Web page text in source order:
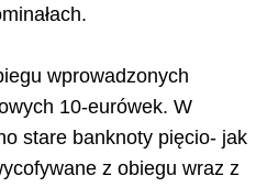
wprowadzonych
10-eurówek. W
stare banknoty pięcio- jak
z obiegu wraz z